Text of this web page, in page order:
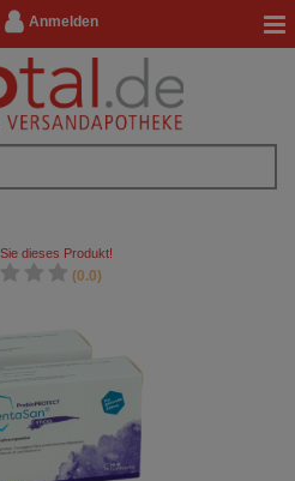
Anmelden
dieses Produkt!
(0.0)